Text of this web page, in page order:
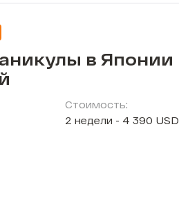
в Японии
Стоимость:
2 недели - 4 390 USD